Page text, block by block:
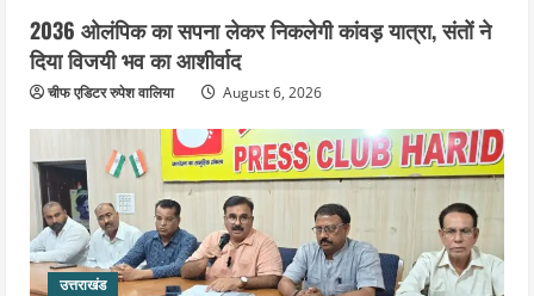
2036 ओलंपिक का सपना लेकर निकलेगी कांवड़ यात्रा, संतों ने
दिया विजयी भव का आशीर्वाद
चीफ एडिटर रुपेश वालिया August 6, 2026
उत्तराखंड